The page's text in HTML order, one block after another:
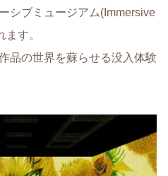
シブミュージアム(Immersive
す。
品の世界を蘇らせる没入体験